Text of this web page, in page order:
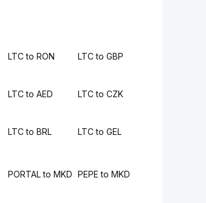
LTC to RON LTC to GBP
LTC to AED LTC to CZK
LTC to BRL LTC to GEL
PORTAL to MKD PEPE to MKD